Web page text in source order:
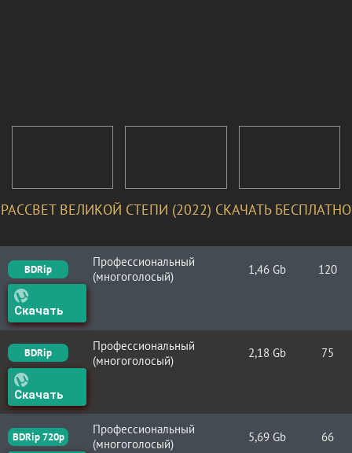
РАССВЕТ ВЕЛИКОЙ СТЕПИ (2022) СКАЧАТЬ БЕСПЛАТНО
BDRip
Профессиональный
(многоголосый)
1,46 Gb 120
Скачать
BDRip
Профессиональный
(многоголосый)
2,18 Gb 75
Скачать
BDRip 720p
Профессиональный
(многоголосый)
5,69 Gb 66